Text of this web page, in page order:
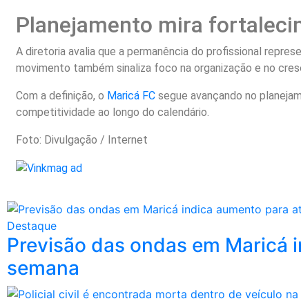
Planejamento mira
A diretoria avalia que a permanência do profissional
movimento também sinaliza foco na organização e no
Com a definição, o Maricá FCsegue avançando no
competitividade ao longo do calendário.
Foto: Divulgação / Internet
Destaque
Previsão das ondas em Maricá
semana